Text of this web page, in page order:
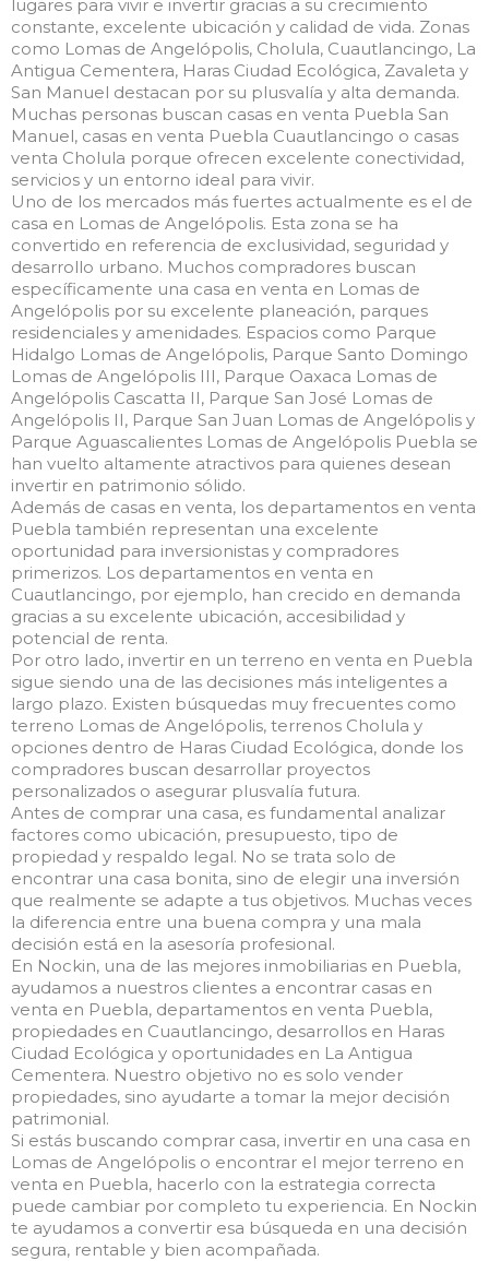
lugares para vivir e invertir gracias a su crecimiento
constante, excelente ubicación y calidad de vida. Zonas
como Lomas de Angelópolis, Cholula, Cuautlancingo, La
Antigua Cementera, Haras Ciudad Ecológica, Zavaleta y
San Manuel destacan por su plusvalía y alta demanda.
Muchas personas buscan casas en venta Puebla San
Manuel, casas en venta Puebla Cuautlancingo o casas
venta Cholula porque ofrecen excelente conectividad,
servicios y un entorno ideal para vivir.
Uno de los mercados más fuertes actualmente es el de
casa en Lomas de Angelópolis. Esta zona se ha
convertido en referencia de exclusividad, seguridad y
desarrollo urbano. Muchos compradores buscan
específicamente una casa en venta en Lomas de
Angelópolis por su excelente planeación, parques
residenciales y amenidades. Espacios como Parque
Hidalgo Lomas de Angelópolis, Parque Santo Domingo
Lomas de Angelópolis III, Parque Oaxaca Lomas de
Angelópolis Cascatta II, Parque San José Lomas de
Angelópolis II, Parque San Juan Lomas de Angelópolis y
Parque Aguascalientes Lomas de Angelópolis Puebla se
han vuelto altamente atractivos para quienes desean
invertir en patrimonio sólido.
Además de casas en venta, los departamentos en venta
Puebla también representan una excelente
oportunidad para inversionistas y compradores
primerizos. Los departamentos en venta en
Cuautlancingo, por ejemplo, han crecido en demanda
gracias a su excelente ubicación, accesibilidad y
potencial de renta.
Por otro lado, invertir en un terreno en venta en Puebla
sigue siendo una de las decisiones más inteligentes a
largo plazo. Existen búsquedas muy frecuentes como
terreno Lomas de Angelópolis, terrenos Cholula y
opciones dentro de Haras Ciudad Ecológica, donde los
compradores buscan desarrollar proyectos
personalizados o asegurar plusvalía futura.
Antes de comprar una casa, es fundamental analizar
factores como ubicación, presupuesto, tipo de
propiedad y respaldo legal. No se trata solo de
encontrar una casa bonita, sino de elegir una inversión
que realmente se adapte a tus objetivos. Muchas veces
la diferencia entre una buena compra y una mala
decisión está en la asesoría profesional.
En Nockin, una de las mejores inmobiliarias en Puebla,
ayudamos a nuestros clientes a encontrar casas en
venta en Puebla, departamentos en venta Puebla,
propiedades en Cuautlancingo, desarrollos en Haras
Ciudad Ecológica y oportunidades en La Antigua
Cementera. Nuestro objetivo no es solo vender
propiedades, sino ayudarte a tomar la mejor decisión
patrimonial.
Si estás buscando comprar casa, invertir en una casa en
Lomas de Angelópolis o encontrar el mejor terreno en
venta en Puebla, hacerlo con la estrategia correcta
puede cambiar por completo tu experiencia. En Nockin
te ayudamos a convertir esa búsqueda en una decisión
segura, rentable y bien acompañada.